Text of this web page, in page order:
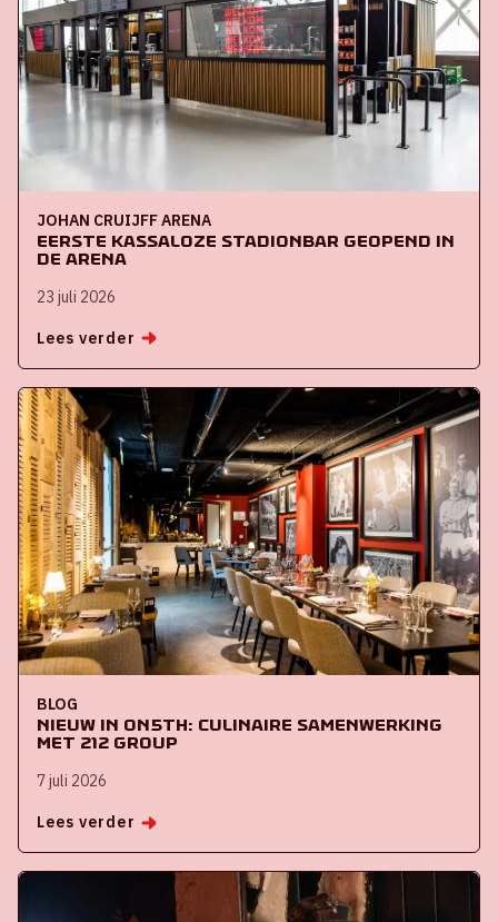
JOHAN CRUIJFF ARENA
Eerste kassaloze stadionbar geopend in
de ArenA
23 juli 2026
Lees verder
BLOG
Nieuw in ON5th: culinaire samenwerking
met 212 Group
7 juli 2026
Lees verder